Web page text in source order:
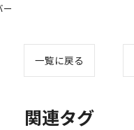
ー
一覧に戻る
関連タグ